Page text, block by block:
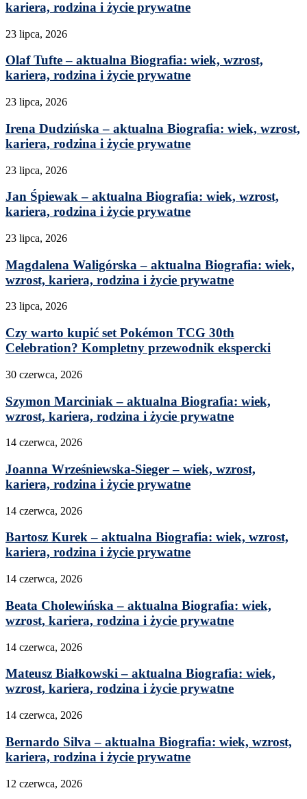
kariera, rodzina i życie prywatne
23 lipca, 2026
Olaf Tufte – aktualna Biografia: wiek, wzrost,
kariera, rodzina i życie prywatne
23 lipca, 2026
Irena Dudzińska – aktualna Biografia: wiek, wzrost,
kariera, rodzina i życie prywatne
23 lipca, 2026
Jan Śpiewak – aktualna Biografia: wiek, wzrost,
kariera, rodzina i życie prywatne
23 lipca, 2026
Magdalena Waligórska – aktualna Biografia: wiek,
wzrost, kariera, rodzina i życie prywatne
23 lipca, 2026
Czy warto kupić set Pokémon TCG 30th
Celebration? Kompletny przewodnik ekspercki
30 czerwca, 2026
Szymon Marciniak – aktualna Biografia: wiek,
wzrost, kariera, rodzina i życie prywatne
14 czerwca, 2026
Joanna Wrześniewska-Sieger – wiek, wzrost,
kariera, rodzina i życie prywatne
14 czerwca, 2026
Bartosz Kurek – aktualna Biografia: wiek, wzrost,
kariera, rodzina i życie prywatne
14 czerwca, 2026
Beata Cholewińska – aktualna Biografia: wiek,
wzrost, kariera, rodzina i życie prywatne
14 czerwca, 2026
Mateusz Białkowski – aktualna Biografia: wiek,
wzrost, kariera, rodzina i życie prywatne
14 czerwca, 2026
Bernardo Silva – aktualna Biografia: wiek, wzrost,
kariera, rodzina i życie prywatne
12 czerwca, 2026